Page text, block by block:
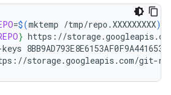
=$(mktemp /tmp/repo.XXXXXXXXX)
} https://
storage.googleapis.com/git-